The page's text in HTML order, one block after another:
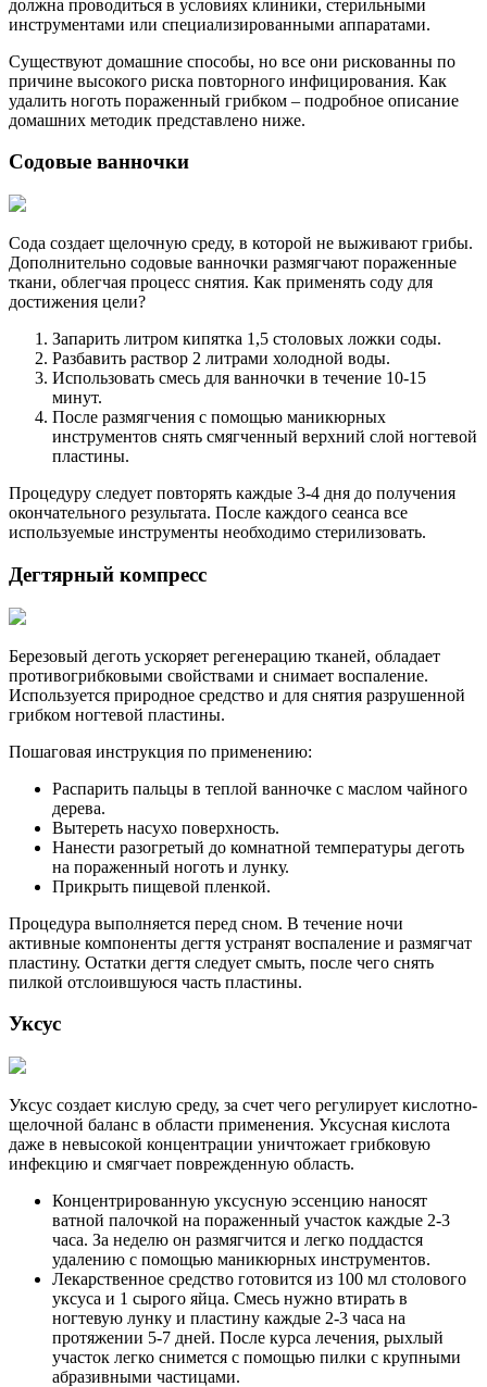
должна проводиться в условиях клиники, стерильными
инструментами или специализированными аппаратами.
Существуют домашние способы, но все они рискованны по
причине высокого риска повторного инфицирования. Как
удалить ноготь пораженный грибком – подробное описание
домашних методик представлено ниже.
Содовые ванночки
Сода создает щелочную среду, в которой не выживают грибы.
Дополнительно содовые ванночки размягчают пораженные
ткани, облегчая процесс снятия. Как применять соду для
достижения цели?
Запарить литром кипятка 1,5 столовых ложки соды.
Разбавить раствор 2 литрами холодной воды.
Использовать смесь для ванночки в течение 10-15
минут.
После размягчения с помощью маникюрных
инструментов снять смягченный верхний слой ногтевой
пластины.
Процедуру следует повторять каждые 3-4 дня до получения
окончательного результата. После каждого сеанса все
используемые инструменты необходимо стерилизовать.
Дегтярный компресс
Березовый деготь ускоряет регенерацию тканей, обладает
противогрибковыми свойствами и снимает воспаление.
Используется природное средство и для снятия разрушенной
грибком ногтевой пластины.
Пошаговая инструкция по применению:
Распарить пальцы в теплой ванночке с маслом чайного
дерева.
Вытереть насухо поверхность.
Нанести разогретый до комнатной температуры деготь
на пораженный ноготь и лунку.
Прикрыть пищевой пленкой.
Процедура выполняется перед сном. В течение ночи
активные компоненты дегтя устранят воспаление и размягчат
пластину. Остатки дегтя следует смыть, после чего снять
пилкой отслоившуюся часть пластины.
Уксус
Уксус создает кислую среду, за счет чего регулирует кислотно-
щелочной баланс в области применения. Уксусная кислота
даже в невысокой концентрации уничтожает грибковую
инфекцию и смягчает поврежденную область.
Концентрированную уксусную эссенцию наносят
ватной палочкой на пораженный участок каждые 2-3
часа. За неделю он размягчится и легко поддастся
удалению с помощью маникюрных инструментов.
Лекарственное средство готовится из 100 мл столового
уксуса и 1 сырого яйца. Смесь нужно втирать в
ногтевую лунку и пластину каждые 2-3 часа на
протяжении 5-7 дней. После курса лечения, рыхлый
участок легко снимется с помощью пилки с крупными
абразивными частицами.